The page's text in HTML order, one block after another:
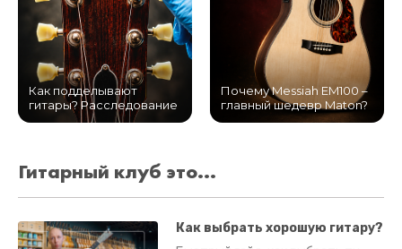
Как подделывают
гитары? Расследование
Почему Messiah EM100 –
главный шедевр Maton?
Гитарный клуб это...
Как выбрать хорошую гитару?